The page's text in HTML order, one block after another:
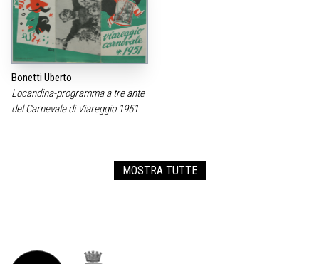
Bonetti Uberto
Locandina-programma a tre ante
del Carnevale di Viareggio 1951
MOSTRA TUTTE